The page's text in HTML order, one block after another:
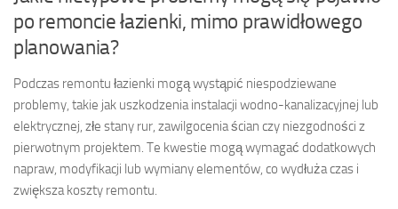
po remoncie łazienki, mimo prawidłowego
planowania?
Podczas remontu łazienki mogą wystąpić niespodziewane
problemy, takie jak uszkodzenia instalacji wodno-kanalizacyjnej lub
elektrycznej, złe stany rur, zawilgocenia ścian czy niezgodności z
pierwotnym projektem. Te kwestie mogą wymagać dodatkowych
napraw, modyfikacji lub wymiany elementów, co wydłuża czas i
zwiększa koszty remontu.